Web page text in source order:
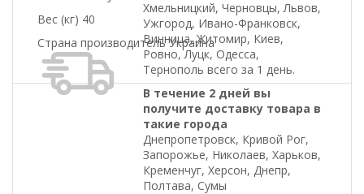
Вес (кг) 40
Страна производитель Украина
Хмельницкий, Черновцы, Львов,
Ужгород, Ивано-Франковск,
Винница, Житомир, Киев,
Ровно, Луцк, Одесса,
Тернополь всего за 1 день.
В течение 2 дней вы
получите доставку товара в
такие города
Днепропетровск, Кривой Рог,
Запорожье, Николаев, Харьков,
Кременчуг, Херсон, Днепр,
Полтава, Сумы